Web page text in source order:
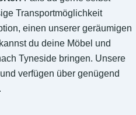
Transportmöglichkeit
einen unserer geräumigen
du deine Möbel und
Tyneside bringen. Unsere
verfügen über genügend